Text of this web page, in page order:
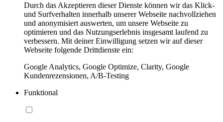
Durch das Akzeptieren dieser Dienste können wir das Klick-
und Surfverhalten innerhalb unserer Webseite nachvollziehen
und anonymisiert auswerten, um unsere Webseite zu
optimieren und das Nutzungserlebnis insgesamt laufend zu
verbessern. Mit deiner Einwilligung setzen wir auf dieser
Webseite folgende Drittdienste ein:
Google Analytics, Google Optimize, Clarity, Google
Kundenrezensionen, A/B-Testing
Funktional